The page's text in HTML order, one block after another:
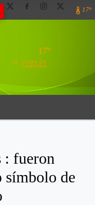
17º
17º
EL CLIMA EN
CAMPANA
: fueron
símbolo de